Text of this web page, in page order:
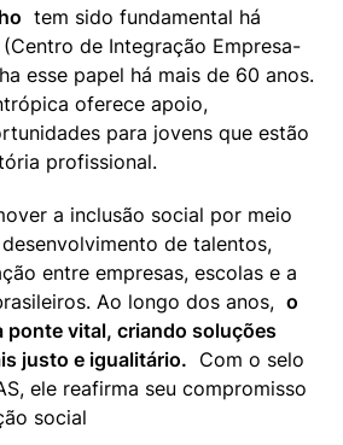
tem sido fundamental há
de Integração Empresa-
esse papel há mais de 60 anos.
oferece apoio,
para jovens que estão
profissional.
a inclusão social por meio
de talentos,
entre empresas, escolas e a
Ao longo dos anos, o
ponte vital, criando soluções
justo e igualitário. Com o selo
ele reafirma seu compromisso
social